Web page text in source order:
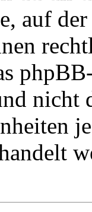
auf
nicht